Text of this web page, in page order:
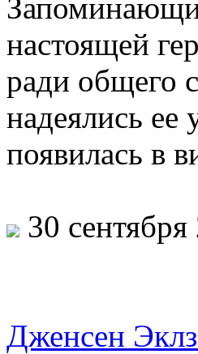
настоящей
ради общего
надеялись
появилась в
30
Дженсен